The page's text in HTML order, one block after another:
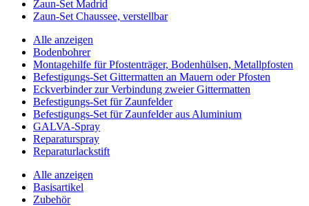
Zaun-Set Madrid
Zaun-Set Chaussee, verstellbar
Alle anzeigen
Bodenbohrer
Montagehilfe für Pfostenträger, Bodenhülsen, Metallpfosten
Befestigungs-Set Gittermatten an Mauern oder Pfosten
Eckverbinder zur Verbindung zweier Gittermatten
Befestigungs-Set für Zaunfelder
Befestigungs-Set für Zaunfelder aus Aluminium
GALVA-Spray
Reparaturspray
Reparaturlackstift
Alle anzeigen
Basisartikel
Zubehör